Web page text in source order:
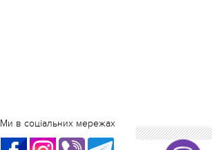
Ми в соціальних мережах